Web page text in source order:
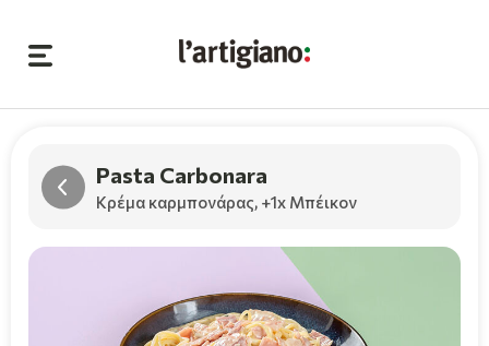
Pasta Carbonara
Κρέμα καρμπονάρας, +1x Μπέικον